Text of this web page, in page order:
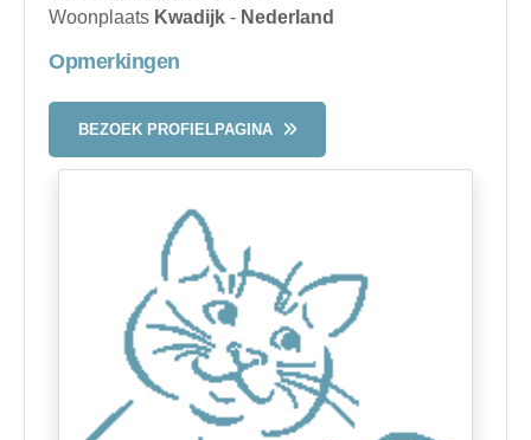
Woonplaats Kwadijk - Nederland
Opmerkingen
BEZOEK PROFIELPAGINA